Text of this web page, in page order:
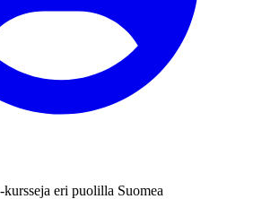
kursseja eri puolilla Suomea